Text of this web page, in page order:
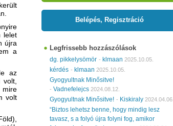
lelet
újra
a
az
volt
Belépés, Regisztráció
Legfrissebb hozzászólások
dg. pikkelysömör - klmaan 2025.10.05.
kérdés - klmaan 2025.10.05.
Gyogyultnak Minősitve!
- Vadnefelejcs 2024.08.12.
Gyogyultnak Minősitve! - Kiskiraly 2024.04.06.
“Biztos lehetsz benne, hogy mindig lesz
tavasz, s a folyó újra folyni fog, amikor